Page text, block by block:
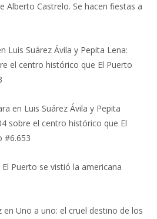
Alberto Castrelo. Se hacen fiestas a
Luis Suárez Ávila y Pepita Lena:
el centro histórico que El Puerto
en Luis Suárez Ávila y Pepita
sobre el centro histórico que El
#6.653
Puerto se vistió la americana
en Uno a uno: el cruel destino de los